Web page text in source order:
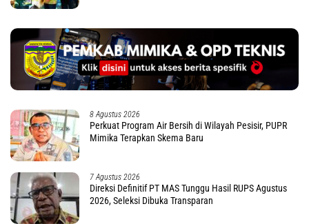
8 Agustus 2026
Perkuat Program Air Bersih di Wilayah Pesisir, PUPR
Mimika Terapkan Skema Baru
7 Agustus 2026
Direksi Definitif PT MAS Tunggu Hasil RUPS Agustus
2026, Seleksi Dibuka Transparan